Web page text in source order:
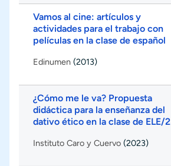
Vamos al cine: artículos y
actividades para el trabajo con
películas en la clase de español
Edinumen (2013)
¿Cómo me le va? Propuesta
didáctica para la enseñanza del
dativo ético en la clase de ELE/2
Instituto Caro y Cuervo (2023)